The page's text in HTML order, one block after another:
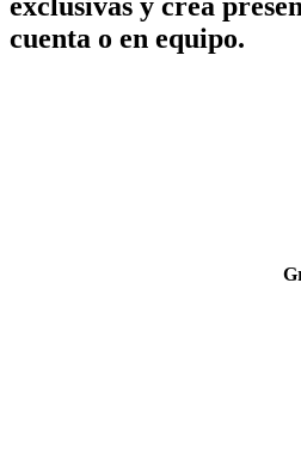
cuenta o en equipo.